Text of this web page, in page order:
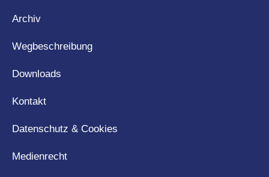
Wir gratulieren herzlich zu diesen tollen Erfolgen.
Archiv
Wegbeschreibung
Downloads
Kontakt
Datenschutz & Cookies
Medienrecht